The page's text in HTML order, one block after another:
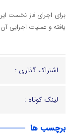
یافته و عملیات اجرایی آن
اشتراک گذاری :
لینک کوتاه :
برچسب ها